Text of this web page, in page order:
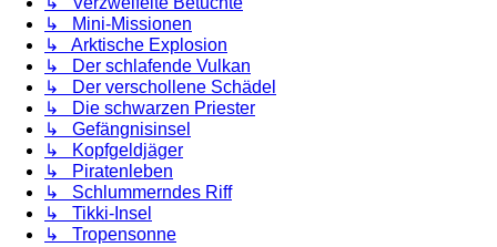
↳ Mini-Missionen
↳ Arktische Explosion
↳ Der schlafende Vulkan
↳ Der verschollene Schädel
↳ Die schwarzen Priester
↳ Gefängnisinsel
↳ Kopfgeldjäger
↳ Piratenleben
↳ Schlummerndes Riff
↳ Tikki-Insel
↳ Tropensonne